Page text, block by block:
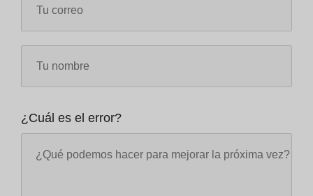
¿Cuál es el error?